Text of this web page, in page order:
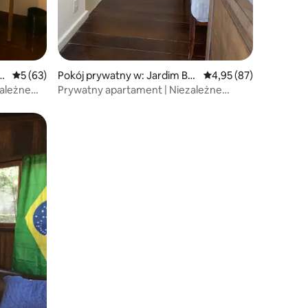
Średnia ocena: 5 na 5, liczba recenzji: 63
5 (63)
Pokój prywatny w: Jardim Bot
ânico
Średnia ocena: 4,95
4,95 (87)
Prywatny apartament | Niezależne